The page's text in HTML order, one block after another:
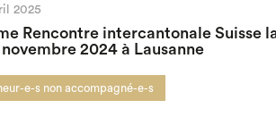
2025
Rencontre intercantonale Suisse
novembre 2024 à Lausanne
e-s non accompagné-e-s